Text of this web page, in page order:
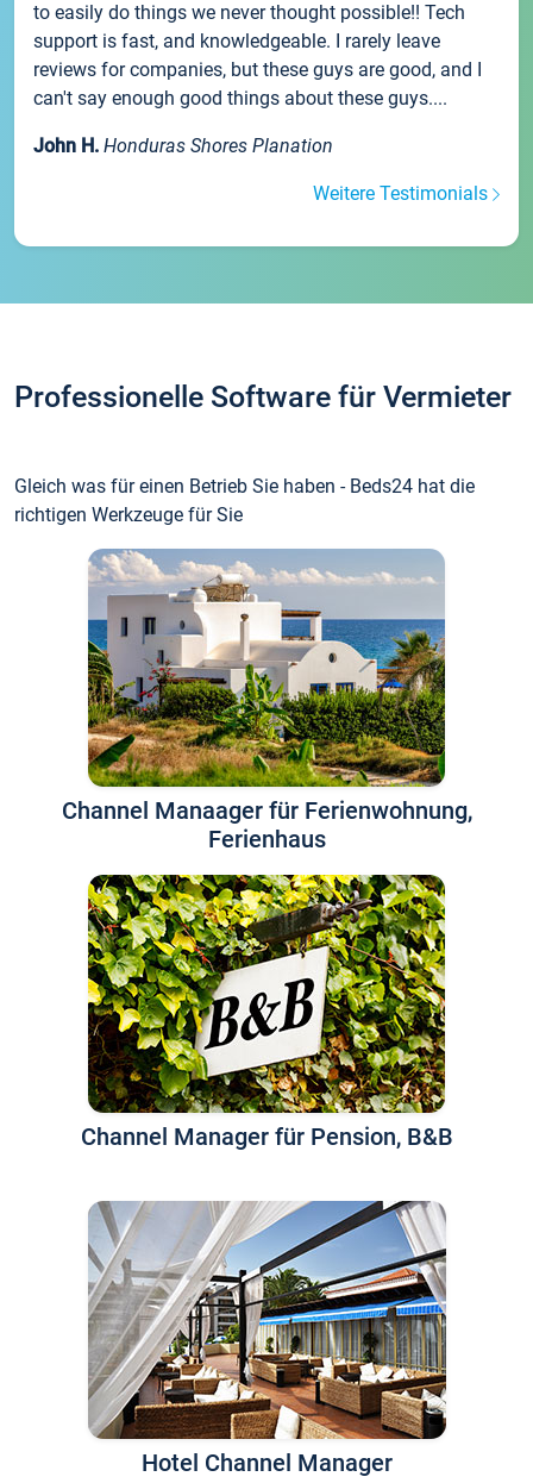
to easily do things we never thought possible!! Tech
support is fast, and knowledgeable. I rarely leave
reviews for companies, but these guys are good, and I
can't say enough good things about these guys....
John H. Honduras Shores Planation
Weitere Testimonials
Professionelle Software für Vermieter
Gleich was für einen Betrieb Sie haben - Beds24 hat die
richtigen Werkzeuge für Sie
Channel Manaager für Ferienwohnung,
Ferienhaus
Channel Manager für Pension, B&B
Hotel Channel Manager